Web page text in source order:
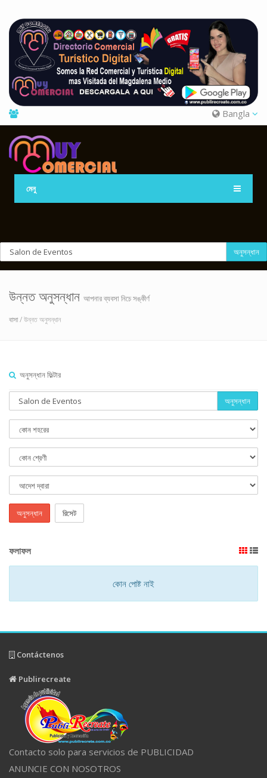
Bangla
মেনু
অনুসন্ধান
উন্নত অনুসন্ধান আপনার ব্যবসা নিচে সঙ্কীর্ণ
বাসা/ উন্নত অনুসন্ধান
অনুসন্ধান ফিল্টার
অনুসন্ধান
অনুসন্ধান রিসেট
ফলাফল
কোন পোষ্ট নাই
Contáctenos
Publirecreate
Contacto solo para servicios de PUBLICIDAD
ANUNCIE CON NOSOTROS